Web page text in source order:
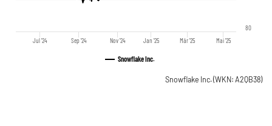
Snowflake Inc.
Jul '24 Sep '24 Nov '24 Jan '25 Mär '25 Mai '25
80
Snowflake Inc.(WKN: A2QB38)